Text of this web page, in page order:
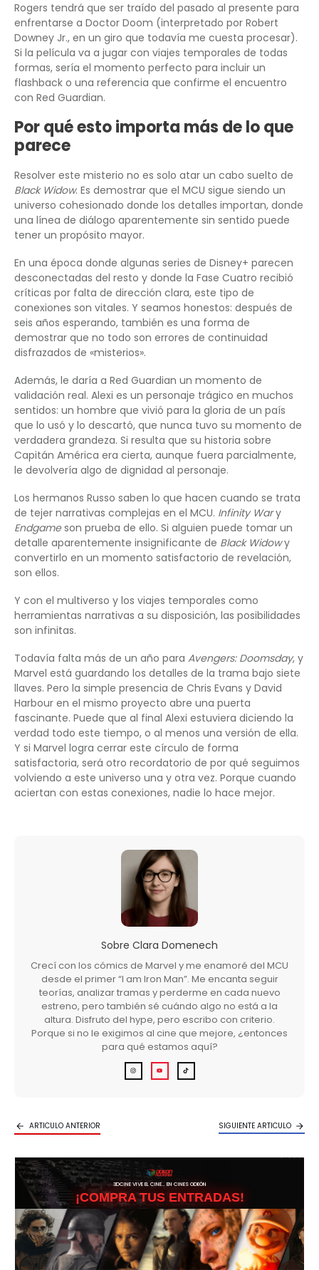
Rogers tendrá que ser traído del pasado al presente para
enfrentarse a Doctor Doom (interpretado por Robert
Downey Jr., en un giro que todavía me cuesta procesar).
Si la película va a jugar con viajes temporales de todas
formas, sería el momento perfecto para incluir un
flashback o una referencia que confirme el encuentro
con Red Guardian.
Por qué esto importa más de lo que
parece
Resolver este misterio no es solo atar un cabo suelto de
Black Widow. Es demostrar que el MCU sigue siendo un
universo cohesionado donde los detalles importan, donde
una línea de diálogo aparentemente sin sentido puede
tener un propósito mayor.
En una época donde algunas series de Disney+ parecen
desconectadas del resto y donde la Fase Cuatro recibió
críticas por falta de dirección clara, este tipo de
conexiones son vitales. Y seamos honestos: después de
seis años esperando, también es una forma de
demostrar que no todo son errores de continuidad
disfrazados de «misterios».
Además, le daría a Red Guardian un momento de
validación real. Alexi es un personaje trágico en muchos
sentidos: un hombre que vivió para la gloria de un país
que lo usó y lo descartó, que nunca tuvo su momento de
verdadera grandeza. Si resulta que su historia sobre
Capitán América era cierta, aunque fuera parcialmente,
le devolvería algo de dignidad al personaje.
Los hermanos Russo saben lo que hacen cuando se trata
de tejer narrativas complejas en el MCU. Infinity Wary
Endgameson prueba de ello. Si alguien puede tomar un
detalle aparentemente insignificante de Black Widowy
convertirlo en un momento satisfactorio de revelación,
son ellos.
Y con el multiverso y los viajes temporales como
herramientas narrativas a su disposición, las posibilidades
son infinitas.
Todavía falta más de un año para Avengers: Doomsday, y
Marvel está guardando los detalles de la trama bajo siete
llaves. Pero la simple presencia de Chris Evans y David
Harbour en el mismo proyecto abre una puerta
fascinante. Puede que al final Alexi estuviera diciendo la
verdad todo este tiempo, o al menos una versión de ella.
Y si Marvel logra cerrar este círculo de forma
satisfactoria, será otro recordatorio de por qué seguimos
volviendo a este universo una y otra vez. Porque cuando
aciertan con estas conexiones, nadie lo hace mejor.
Sobre Clara Domenech
Crecí con los cómics de Marvel y me enamoré del MCU
desde el primer “I am Iron Man”. Me encanta seguir
teorías, analizar tramas y perderme en cada nuevo
estreno, pero también sé cuándo algo no está a la
altura. Disfruto del hype, pero escribo con criterio.
Porque si no le exigimos al cine que mejore, ¿entonces
para qué estamos aquí?
ARTICULO ANTERIOR SIGUIENTE ARTICULO
3DCINE VIVE EL CINE… EN CINES ODEÓN
¡COMPRA TUS ENTRADAS!